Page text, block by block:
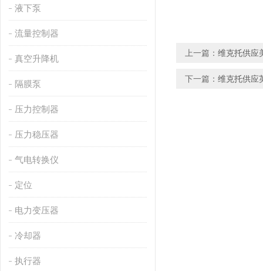
液下泵
流量控制器
真空升降机
隔膜泵
压力控制器
压力稳压器
气电转换仪
定位
电力变压器
冷却器
执行器
上一篇： 维克托供应
下一篇： 维克托供应